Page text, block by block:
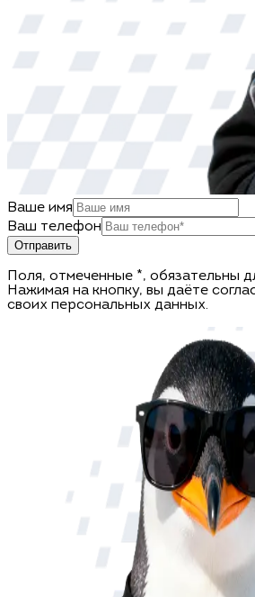
Ваше имя
Ваш телефон
Отправить
Поля, отмеченные *, обязательны
Нажимая на кнопку, вы даёте
своих персональных данных.